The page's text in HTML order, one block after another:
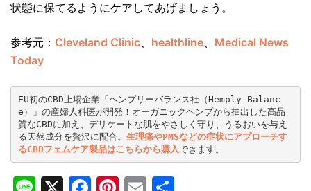
状態に保てるようにケアしてあげましょう。
参考元： Cleveland Clinic、 healthline、 Medical News
Today
EU初のCBD上場企業「ヘンプリーバランス社（Hemply Balanc
e）」の産婦人科医が開発！オーガニックヘンプから抽出した高品
質なCBDに加え、デリケートな肌をやさしく守り、うるおいを与え
る天然成分を贅沢に配合。 生理痛やPMSなどの症状にアプローチす
るCBDフェムケア製品はこちらから購入できます。